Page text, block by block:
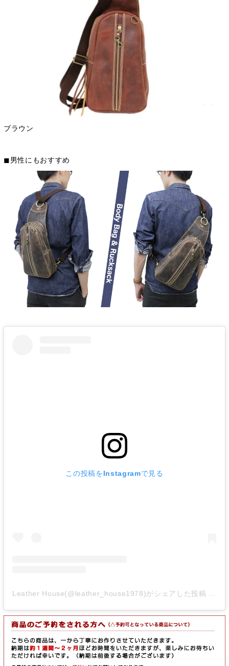
ブラウン
◼︎男性にもおすすめ
この投稿をInstagramで見る
Leather House(@leather_house1978)がシェアした投稿